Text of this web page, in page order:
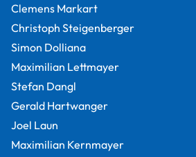
Clemens Markart
Christoph Steigenberger
Simon Dolliana
Maximilian Lettmayer
Stefan Dangl
Gerald Hartwanger
Joel Laun
Maximilian Kernmayer